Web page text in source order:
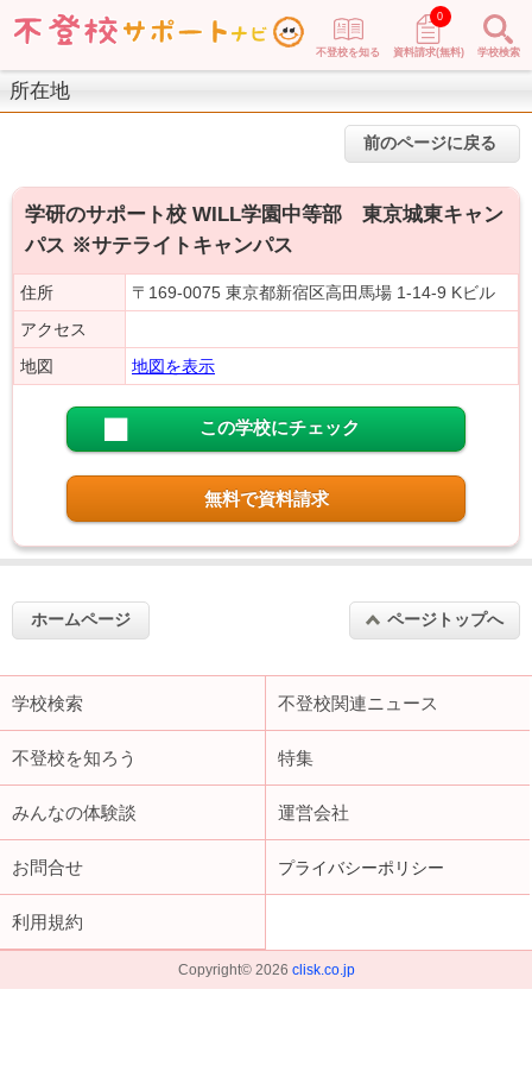
不登校を知る 資料請求(無料)
0
学校検索
所在地
前のページに戻る
学研のサポート校 WILL学園中等部 東京城東キャン
パス ※サテライトキャンパス
住所
〒169-0075 東京都新宿区高田馬場 1-14-9 Kビル
アクセス
地図
地図を表示
この学校にチェック
無料で資料請求
ホームページ ページトップへ
学校検索 不登校関連ニュース
不登校を知ろう 特集
みんなの体験談 運営会社
お問合せ プライバシーポリシー
利用規約
Copyright© 2026 clisk.co.jp